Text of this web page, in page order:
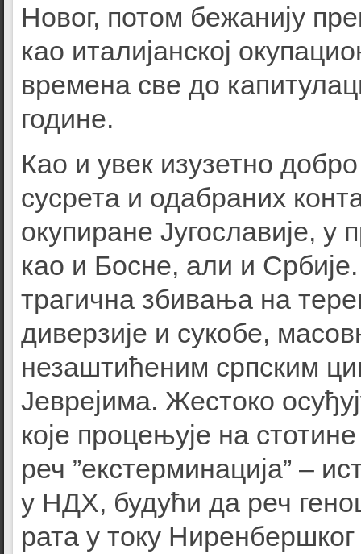
Новог, потом бежанију
као италијанској
времена све до
године.
Као и увек изузетно
сусрета и одабраних
окупиране Југославије,
као и Босне, али и
трагична збивања на
диверзије и сукобе,
незаштићеним српским
Јеврејима. Жестоко
које процењује на
реч ”екстерминација” –
у НДХ, будући да реч
рата у току